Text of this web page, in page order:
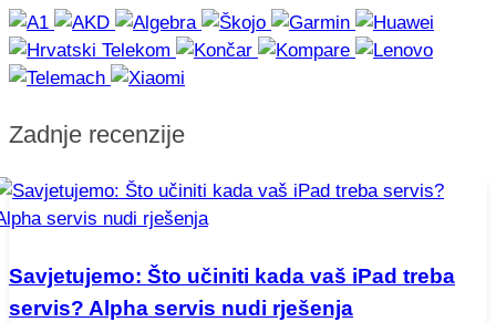
Zadnje recenzije
Savjetujemo: Što učiniti kada vaš iPad treba
servis? Alpha servis nudi rješenja